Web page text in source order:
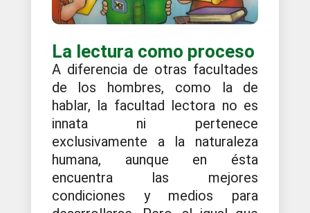
La lectura como proceso
A diferencia de otras facultades
de los hombres, como la de
hablar, la facultad lectora no es
innata ni pertenece
exclusivamente a la naturaleza
humana, aunque en ésta
encuentra las mejores
condiciones y medios para